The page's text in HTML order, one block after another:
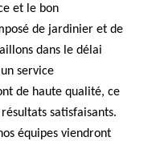
et le bon
de jardinier et de
dans le délai
service
de haute qualité, ce
satisfaisants.
équipes viendront